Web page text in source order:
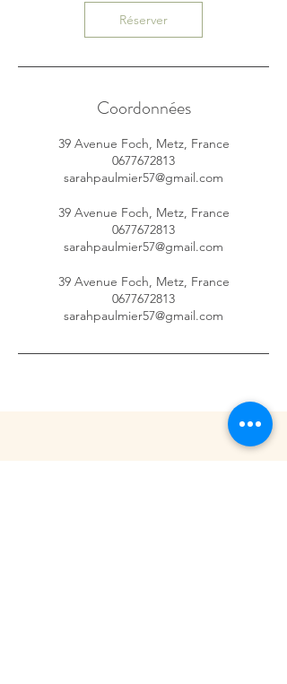
Réserver
Coordonnées
39 Avenue Foch, Metz, France
0677672813
sarahpaulmier57@gmail.com
39 Avenue Foch, Metz, France
0677672813
sarahpaulmier57@gmail.com
39 Avenue Foch, Metz, France
0677672813
sarahpaulmier57@gmail.com